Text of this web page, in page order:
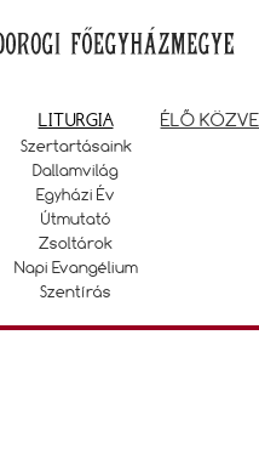
LITURGIA
Szertartásaink
Dallamvilág
Egyházi Év
Útmutató
Zsoltárok
Napi Evangélium
Szentírás
ÉLŐ